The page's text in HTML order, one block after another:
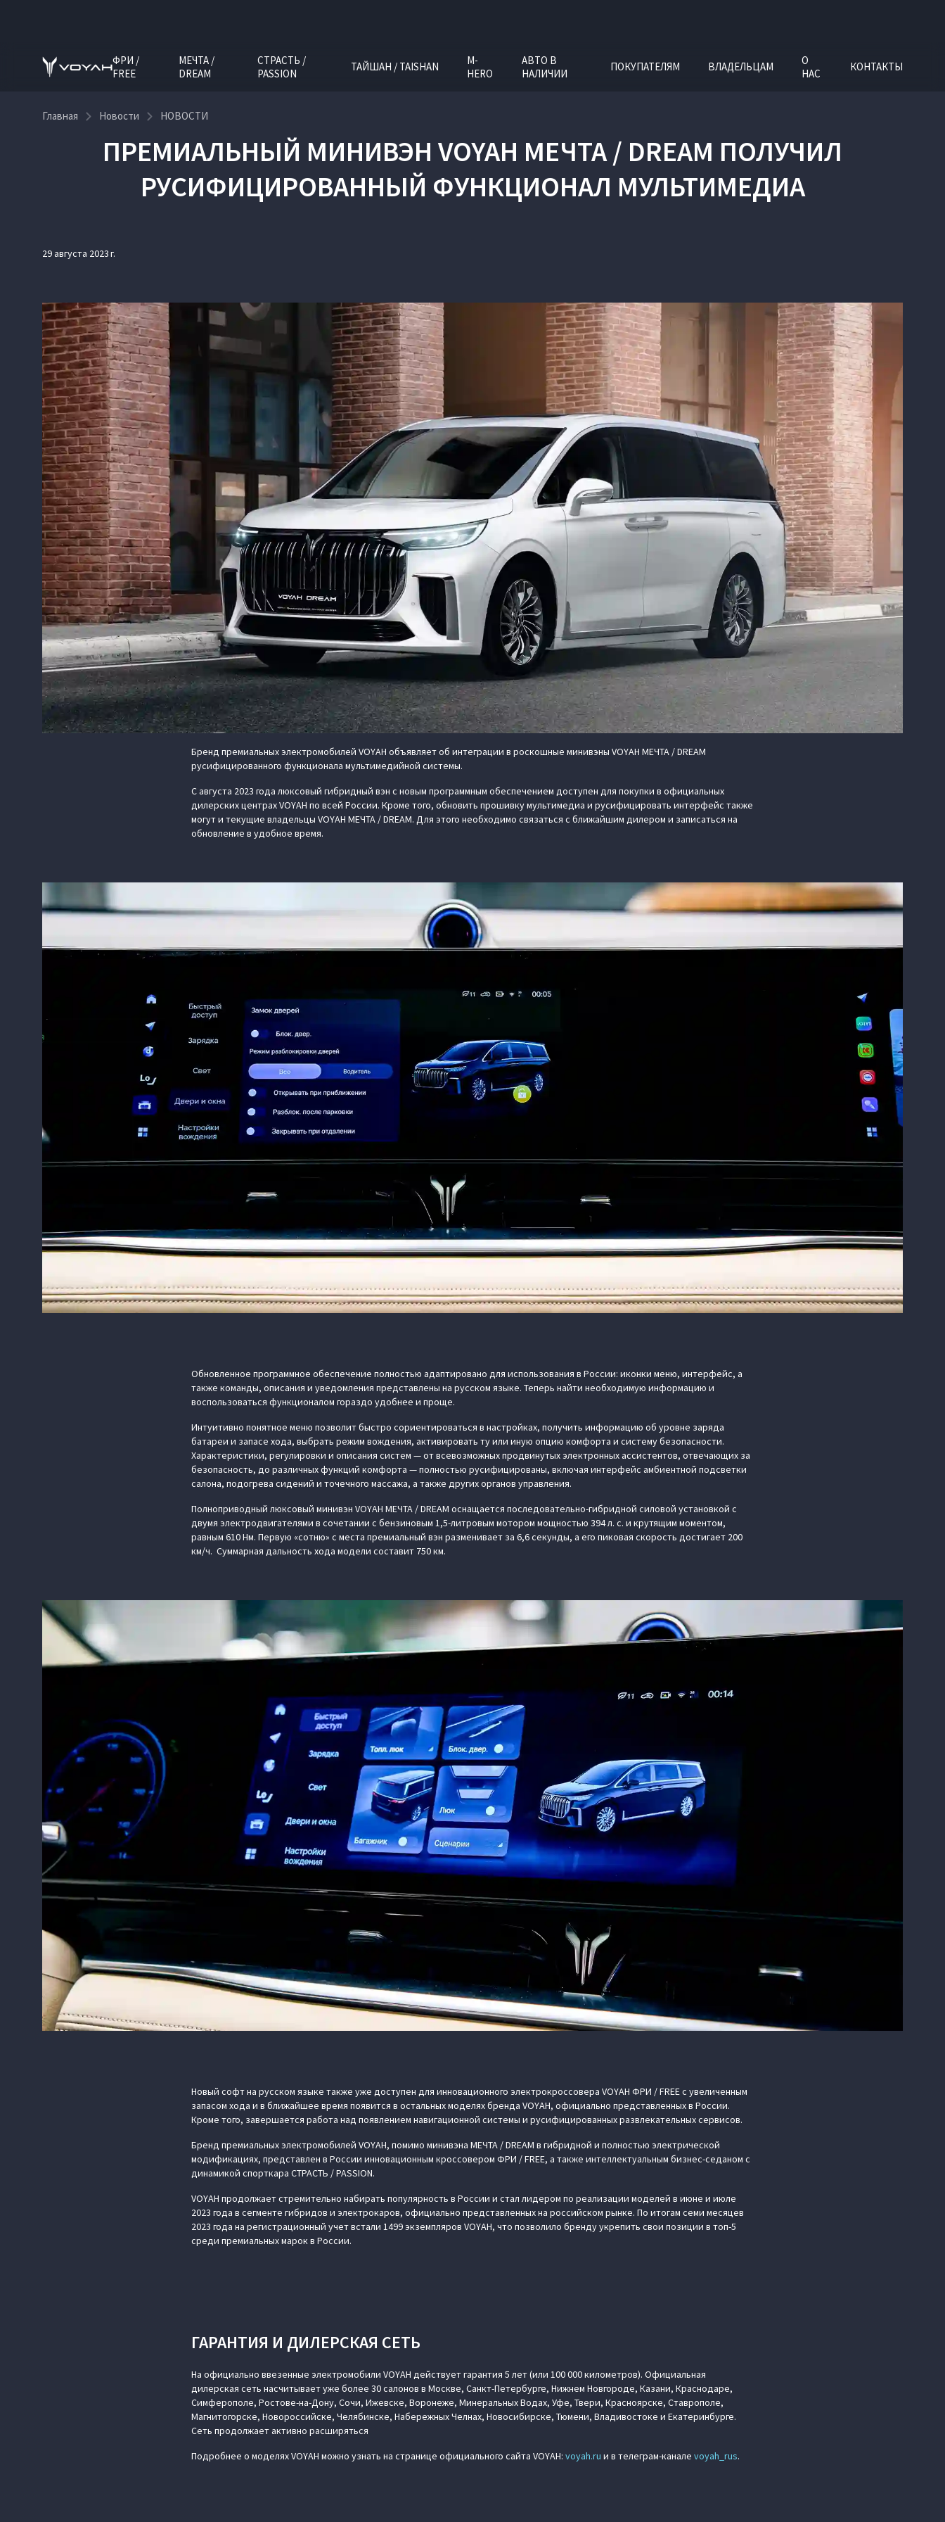
ФРИ /
FREE
МЕЧТА /
DREAM
СТРАСТЬ /
PASSION
ТАЙШАН / TAISHAN
M-
HERO
АВТО В
НАЛИЧИИ
ПОКУПАТЕЛЯМ ВЛАДЕЛЬЦАМ
О
НАС
КОНТАКТЫ
Главная Новости НОВОСТИ
ПРЕМИАЛЬНЫЙ МИНИВЭН VOYAH МЕЧТА / DREAM ПОЛУЧИЛ
РУСИФИЦИРОВАННЫЙ ФУНКЦИОНАЛ МУЛЬТИМЕДИА
29 августа 2023 г.
Бренд премиальных электромобилей VOYAH объявляет об интеграции в роскошные минивэны VOYAH МЕЧТА / DREAM
русифицированного функционала мультимедийной системы.
С августа 2023 года люксовый гибридный вэн с новым программным обеспечением доступен для покупки в официальных
дилерских центрах VOYAH по всей России. Кроме того, обновить прошивку мультимедиа и русифицировать интерфейс также
могут и текущие владельцы VOYAH МЕЧТА / DREAM. Для этого необходимо связаться с ближайшим дилером и записаться на
обновление в удобное время.
Обновленное программное обеспечение полностью адаптировано для использования в России: иконки меню, интерфейс, а
также команды, описания и уведомления представлены на русском языке. Теперь найти необходимую информацию и
воспользоваться функционалом гораздо удобнее и проще.
Интуитивно понятное меню позволит быстро сориентироваться в настройках, получить информацию об уровне заряда
батареи и запасе хода, выбрать режим вождения, активировать ту или иную опцию комфорта и систему безопасности.
Характеристики, регулировки и описания систем — от всевозможных продвинутых электронных ассистентов, отвечающих за
безопасность, до различных функций комфорта — полностью русифицированы, включая интерфейс амбиентной подсветки
салона, подогрева сидений и точечного массажа, а также других органов управления.
Полноприводный люксовый минивэн VOYAH МЕЧТА / DREAM оснащается последовательно-гибридной силовой установкой с
двумя электродвигателями в сочетании с бензиновым 1,5-литровым мотором мощностью 394 л. с. и крутящим моментом,
равным 610 Нм. Первую «сотню» с места премиальный вэн разменивает за 6,6 секунды, а его пиковая скорость достигает 200
км/ч. Суммарная дальность хода модели составит 750 км.
Новый софт на русском языке также уже доступен для инновационного электрокроссовера VOYAH ФРИ / FREE с увеличенным
запасом хода и в ближайшее время появится в остальных моделях бренда VOYAH, официально представленных в России.
Кроме того, завершается работа над появлением навигационной системы и русифицированных развлекательных сервисов.
Бренд премиальных электромобилей VOYAH, помимо минивэна МЕЧТА / DREAM в гибридной и полностью электрической
модификациях, представлен в России инновационным кроссовером ФРИ / FREE, а также интеллектуальным бизнес-седаном с
динамикой спорткара СТРАСТЬ / PASSION.
VOYAH продолжает стремительно набирать популярность в России и стал лидером по реализации моделей в июне и июле
2023 года в сегменте гибридов и электрокаров, официально представленных на российском рынке. По итогам семи месяцев
2023 года на регистрационный учет встали 1499 экземпляров VOYAH, что позволило бренду укрепить свои позиции в топ-5
среди премиальных марок в России.
ГАРАНТИЯ И ДИЛЕРСКАЯ СЕТЬ
На официально ввезенные электромобили VOYAH действует гарантия 5 лет (или 100 000 километров). Официальная
дилерская сеть насчитывает уже более 30 салонов в Москве, Санкт-Петербурге, Нижнем Новгороде, Казани, Краснодаре,
Симферополе, Ростове-на-Дону, Сочи, Ижевске, Воронеже, Минеральных Водах, Уфе, Твери, Красноярске, Ставрополе,
Магнитогорске, Новороссийске, Челябинске, Набережных Челнах, Новосибирске, Тюмени, Владивостоке и Екатеринбурге.
Сеть продолжает активно расширяться
Подробнее о моделях VOYAH можно узнать на странице официального сайта VOYAH: voyah.ru и в телеграм-канале voyah_rus.